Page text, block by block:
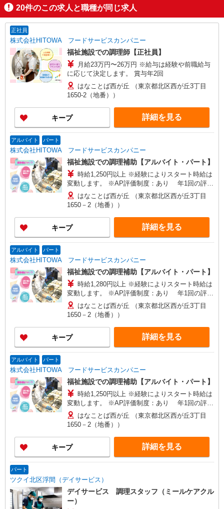
20件のこの求人と職種が同じ求人
正社員
株式会社HITOWA フードサービスカンパニー
福祉施設での調理師【正社員】
月給23万円〜26万円 ※給与は経験や前職給与
に応じて決定します。 賞与年2回
はなことば西が丘 （東京都北区西が丘3丁目
1650-2（地番））
キープ 詳細を見る
アルバイト パート
株式会社HITOWA フードサービスカンパニー
福祉施設での調理補助【アルバイト・パート】
時給1,250円以上 ※経験によりスタート時給は
変動します。 ※AP評価制度：あり 年1回の評価
により時給を見直します。 ※アルバイト賞与（寸
志）：あり 年2回。勤続年数により金額UP。
はなことば西が丘 （東京都北区西が丘3丁目
1650－2（地番））
キープ 詳細を見る
アルバイト パート
株式会社HITOWA フードサービスカンパニー
福祉施設での調理補助【アルバイト・パート】
時給1,280円以上 ※経験によりスタート時給は
変動します。 ※AP評価制度：あり 年1回の評価
により時給を見直します。 ※アルバイト賞与（寸
志）：あり 年2回。勤続年数により金額UP。
はなことば西が丘 （東京都北区西が丘3丁目
1650－2（地番））
キープ 詳細を見る
アルバイト パート
株式会社HITOWA フードサービスカンパニー
福祉施設での調理補助【アルバイト・パート】
時給1,250円以上 ※経験によりスタート時給は
変動します。 ※AP評価制度：あり 年1回の評価
により時給を見直します。 ※アルバイト賞与（寸
志）：あり 年2回。勤続年数により金額UP。
はなことば西が丘 （東京都北区西が丘3丁目
1650－2（地番））
キープ 詳細を見る
パート
ツクイ北区浮間（デイサービス）
デイサービス 調理スタッフ（ミールケアクル
ー）